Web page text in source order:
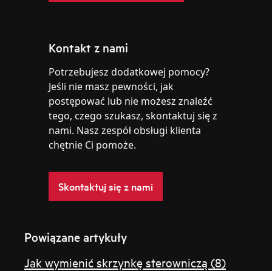
Kontakt z nami
Potrzebujesz dodatkowej pomocy?
Jeśli nie masz pewności, jak
postępować lub nie możesz znaleźć
tego, czego szukasz, skontaktuj się z
nami. Nasz zespół obsługi klienta
chętnie Ci pomoże.
Skontaktuj się z nami
Powiązane artykuły
Jak wymienić skrzynkę sterowniczą (8)